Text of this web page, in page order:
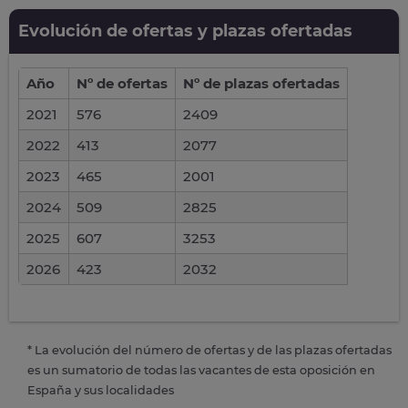
Evolución de ofertas y plazas ofertadas
Año Nº de ofertas
Nº de plazas ofertadas
2021
576
2409
2022
413
2077
2023
465
2001
2024
509
2825
2025
607
3253
2026
423 2032
* La evolución del número de ofertas y de las plazas ofertadas
es un sumatorio de todas las vacantes de esta oposición en
España y sus localidades